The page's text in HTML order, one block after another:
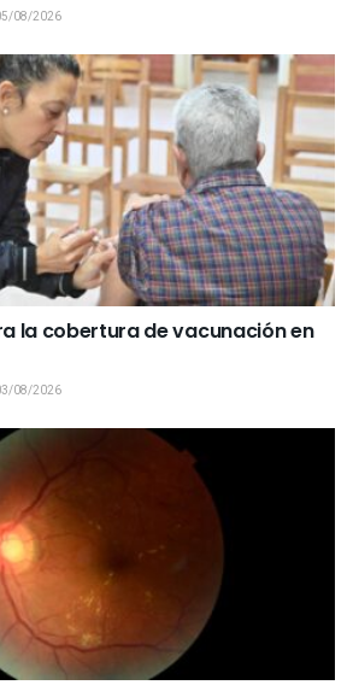
08/2026
la cobertura de vacunación en
08/2026